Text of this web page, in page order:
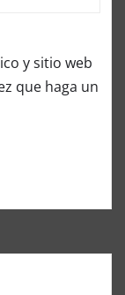
y sitio web
que haga un